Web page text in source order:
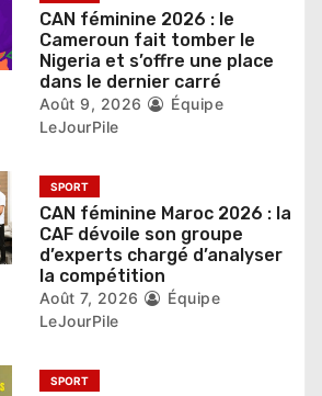
CAN féminine 2026 : le
Cameroun fait tomber le
Nigeria et s’offre une place
dans le dernier carré
Août 9, 2026
Équipe
LeJourPile
SPORT
CAN féminine Maroc 2026 : la
CAF dévoile son groupe
d’experts chargé d’analyser
la compétition
Août 7, 2026
Équipe
LeJourPile
SPORT